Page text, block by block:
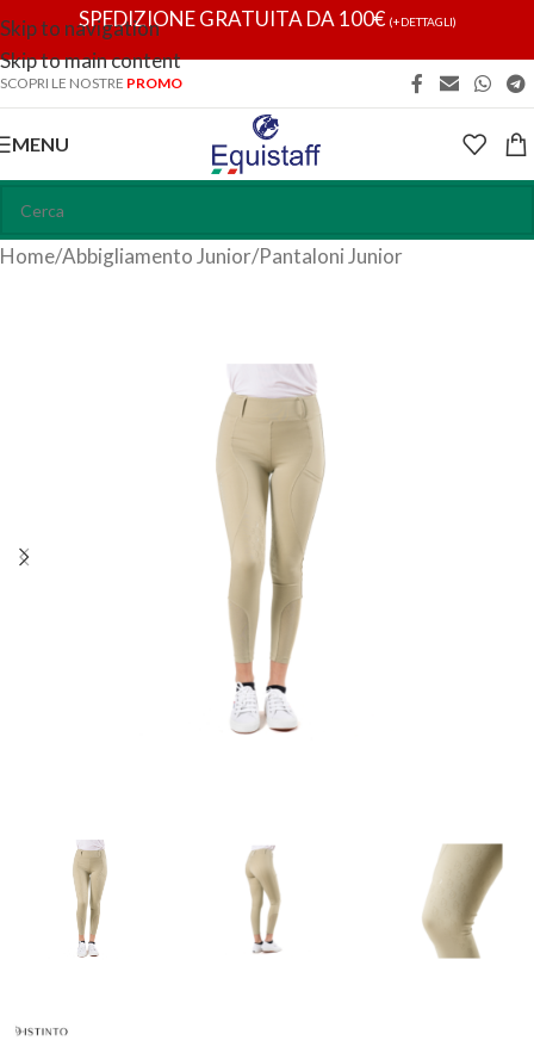
Skip to navigation
Skip to main content
SPEDIZIONE GRATUITA DA 100€ (+DETTAGLI)
SCOPRI LE NOSTRE PROMO
MENU
Home/Abbigliamento Junior/Pantaloni Junior